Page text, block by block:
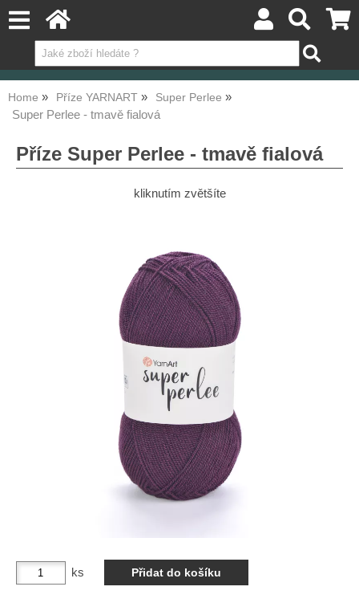
Home Příze YARNART Super Perlee
Super Perlee - tmavě fialová
Příze Super Perlee - tmavě fialová
kliknutím zvětšíte
ks